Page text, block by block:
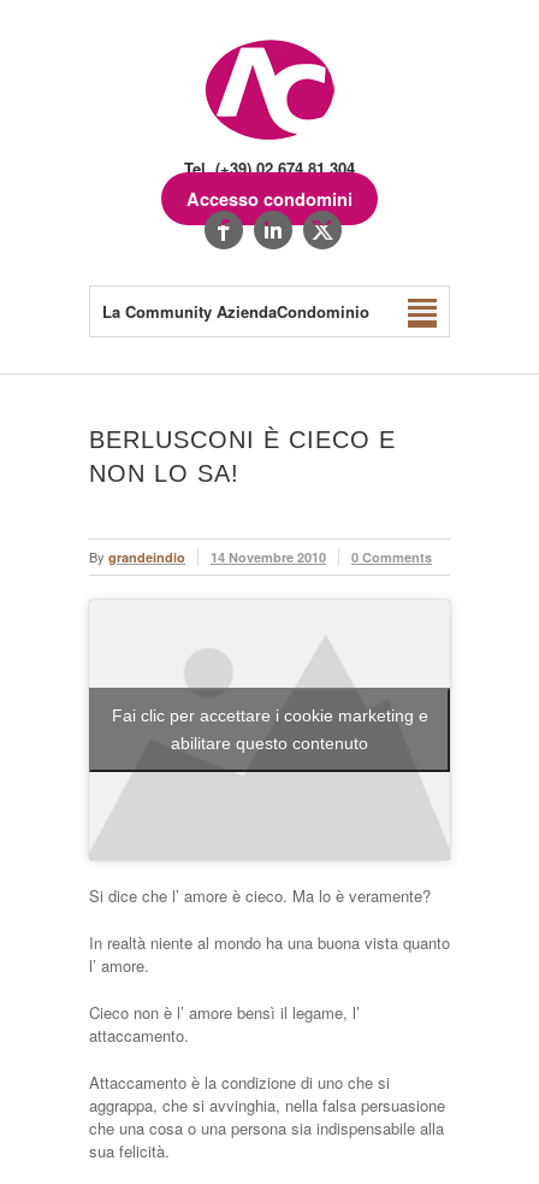
Tel. (+39) 02.674.81.304
Accesso condomini
La Community AziendaCondominio
BERLUSCONI È CIECO E
NON LO SA!
By grandeindio 14 Novembre 2010 0 Comments
Fai clic per accettare i cookie marketing e
abilitare questo contenuto
Si dice che l’ amore è cieco. Ma lo è veramente?
In realtà niente al mondo ha una buona vista quanto
l’ amore.
Cieco non è l’ amore bensì il legame, l’
attaccamento.
Attaccamento è la condizione di uno che si
aggrappa, che si avvinghia, nella falsa persuasione
che una cosa o una persona sia indispensabile alla
sua felicità.